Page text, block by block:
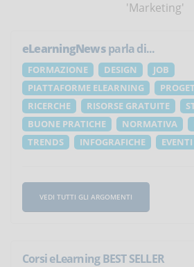
'Marketing'
eLearningNewsparla di...
FORMAZIONE DESIGN
JOB
PIATTAFORME ELEARNING
RICERCHE
RISORSE GRATUITE
BUONE PRATICHE
NORMATIVA
TRENDS
INFOGRAFICHE EVENTI
VEDI TUTTI GLI ARGOMENTI
Corsi eLearning BEST SELLER